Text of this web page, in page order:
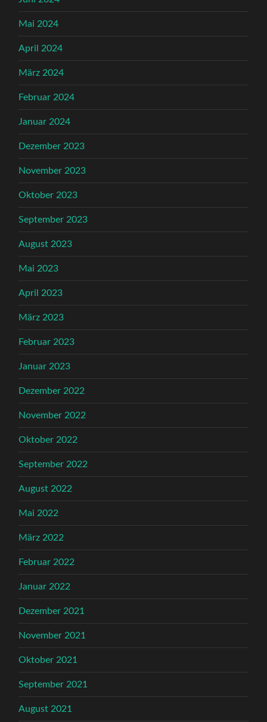
Mai 2024
April 2024
März 2024
Februar 2024
Januar 2024
Dezember 2023
November 2023
Oktober 2023
September 2023
August 2023
Mai 2023
April 2023
März 2023
Februar 2023
Januar 2023
Dezember 2022
November 2022
Oktober 2022
September 2022
August 2022
Mai 2022
März 2022
Februar 2022
Januar 2022
Dezember 2021
November 2021
Oktober 2021
September 2021
August 2021